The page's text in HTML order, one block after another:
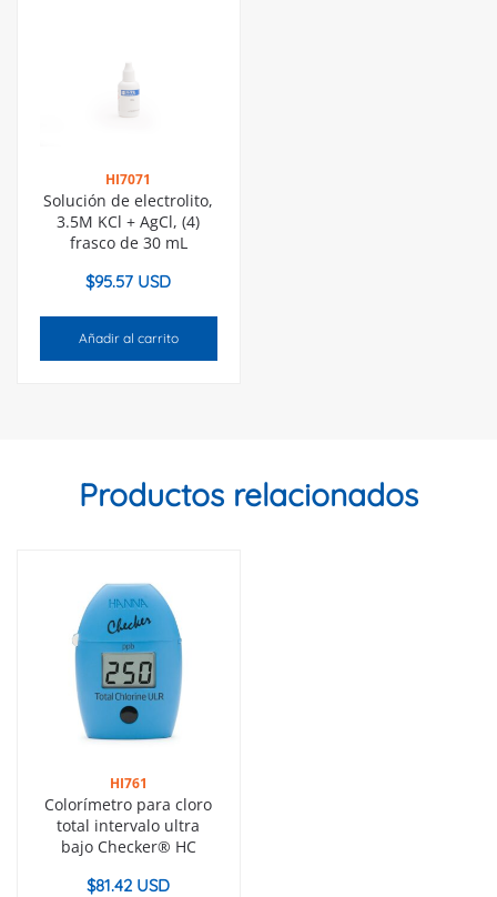
HI7071
Solución de electrolito,
3.5M KCl + AgCl, (4)
frasco de 30 mL
$95.57 USD
Añadir al carrito
Productos relacionados
HI761
Colorímetro para cloro
total intervalo ultra
bajo Checker® HC
$81.42 USD